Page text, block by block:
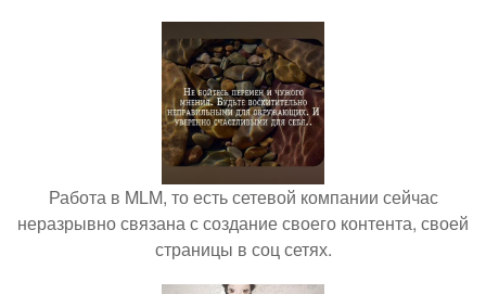
Работа в MLM, то есть сетевой компании сейчас
неразрывно связана с создание своего контента, своей
страницы в соц сетях.